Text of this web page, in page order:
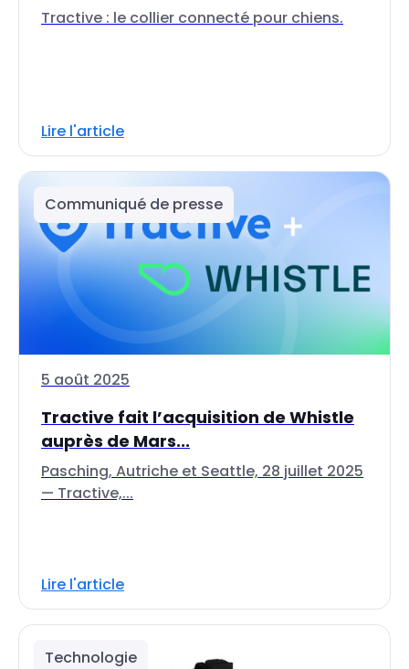
Tractive : le collier connecté pour chiens.
Lire l'article
Communiqué de presse
5 août 2025
Tractive fait l’acquisition de Whistle
auprès de Mars...
Pasching, Autriche et Seattle, 28 juillet 2025
— Tractive,...
Lire l'article
Technologie